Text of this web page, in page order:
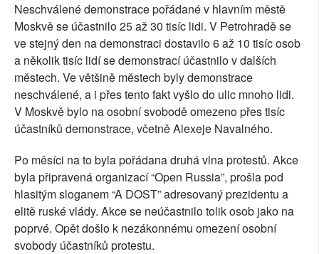
Neschválené demonstrace pořádané v hlavním městě
Moskvě se účastnilo 25 až 30 tisíc lidi. V Petrohradě se
ve stejný den na demonstraci dostavilo 6 až 10 tisíc osob
a několik tisíc lidí se demonstrací účastnilo v dalších
městech. Ve většině městech byly demonstrace
neschválené, a i přes tento fakt vyšlo do ulic mnoho lidi.
V Moskvě bylo na osobní svobodě omezeno přes tisíc
účastníků demonstrace, včetně Alexeje Navalného.
Po měsíci na to byla pořádana druhá vlna protestů. Akce
byla připravená organizací “Open Russia”, prošla pod
hlasitým sloganem “A DOST” adresovaný prezidentu a
elitě ruské vlády. Akce se neúčastnilo tolik osob jako na
poprvé. Opět došlo k nezákonnému omezení osobní
svobody účastníků protestu.